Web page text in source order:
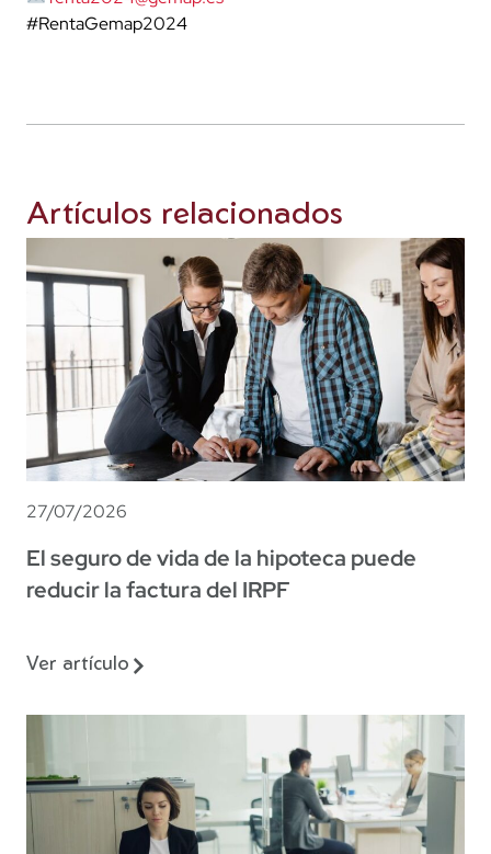
#RentaGemap2024
Artículos relacionados
27/07/2026
El seguro de vida de la hipoteca puede
reducir la factura del IRPF
Ver artículo